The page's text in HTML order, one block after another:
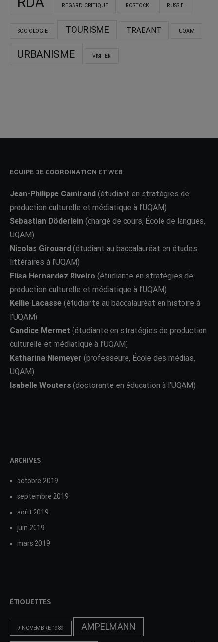
REGARD CRITIQUE ROSTOCK RUSSIE
SOCIOLOGIE TOURISME TRABANT UQAM
URBANISME VISITER
EQUIPE DE COORDINATION ET WEB
Jean-Philippe Camirand (étudiant en stratégies de
production culturelle et médiatique à l’UQAM)
Sebastian Döderlein (chargé de cours, École de langues,
UQAM)
Nicolas Girouard (étudiant au baccalauréat en études
littéraires à l’UQAM)
Elisa Hernandez Riveiro (étudiante en stratégies de
production culturelle et médiatique à l’UQAM)
Kellie Lacasse (étudiante au baccalauréat en histoire à
l’UQAM)
Candice Mermet (étudiante en stratégies de production
culturelle et médiatique à l’UQAM)
Katharina Niemeyer (professeure, École des médias,
UQAM)
Isabelle Wouters (doctorante en éducation à l’UQAM)
ARCHIVES
octobre 2019
septembre 2019
août 2019
juin 2019
mars 2019
ÉTIQUETTES
9 NOVEMBRE 1989 AMPELMANN